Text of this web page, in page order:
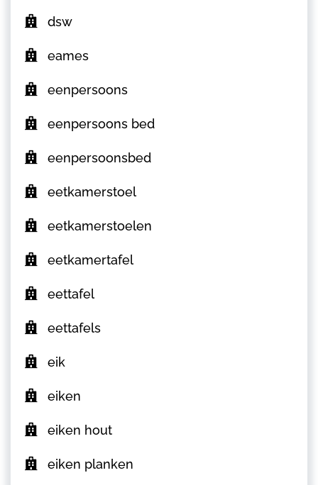
dsw
eames
eenpersoons
eenpersoons bed
eenpersoonsbed
eetkamerstoel
eetkamerstoelen
eetkamertafel
eettafel
eettafels
eik
eiken
eiken hout
eiken planken